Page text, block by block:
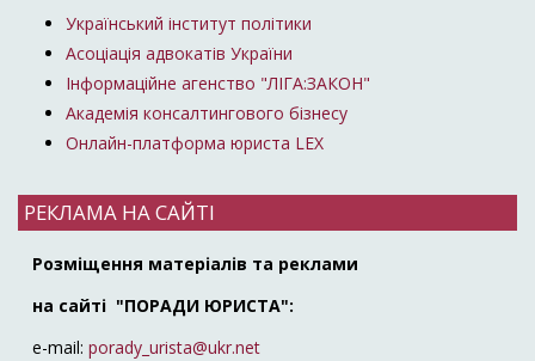
Український інститут політики
Асоціація адвокатів України
Інформаційне агенство "ЛІГА:ЗАКОН"
Академія консалтингового бізнесу
Онлайн-платформа юриста LEX
РЕКЛАМА НА САЙТІ
Розміщення матеріалів та реклами
на сайті "ПОРАДИ ЮРИСТА":
e-mail: porady_urista@ukr.net